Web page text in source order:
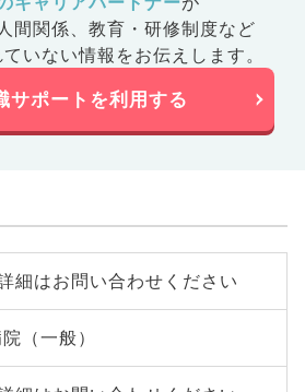
間関係、 教育・研修制度など
いない情報をお伝えします。
サポートを利用する
細はお問い合わせください
（一般）